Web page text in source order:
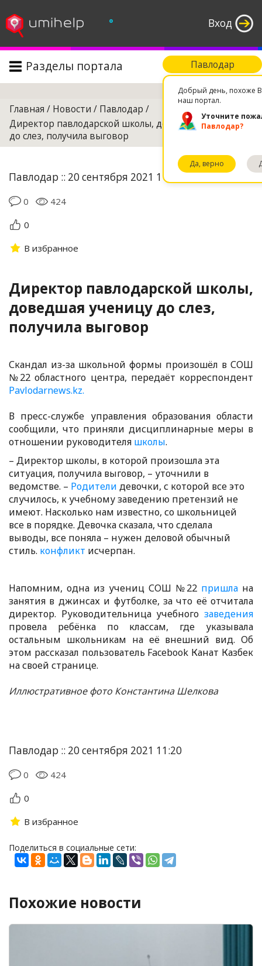
Вход
°
Павлодар
Добрый день, похоже
наш портал.
Уточните
Павлодар?
Да, верно
Разделы портала Поиск
Главная / Новости / Павлодар /
Директор павлодарской школы, доведшая ученицу
до слез, получила выговор
Павлодар :: 20 сентября 2021 11:20
0
424
0
В избранное
Директор павлодарской школы,
доведшая ученицу до слез,
получила выговор
Скандал из-за школьной формы произошёл в СОШ
№22 областного центра, передаёт корреспондент
Pavlodarnews.kz.
В пресс-службе управления образования области
сообщили, что приняли дисциплинарные меры в
отношении руководителя школы.
– Директор школы, в которой произошла эта
ситуация, получила выговор, – уточнили в
ведомстве. – Родители девочки, с которой все это
случилось, к учебному заведению претензий не
имеют. Насколько нам известно, со школьницей
все в порядке. Девочка сказала, что сделала
выводы, все поняла – нужен деловой обычный
стиль. конфликт исчерпан.
Напомним, одна из учениц СОШ №22 пришла на
занятия в джинсах и футболке, за что её отчитала
директор. Руководительница учебного заведения
провела ребёнка по классам, где указывала
остальным школьникам на её внешний вид. Об
этом рассказал пользователь Facebook Канат Казбек
на своей странице.
Иллюстративное фото Константина Шелкова
Павлодар :: 20 сентября 2021 11:20
0
424
0
В избранное
Поделиться в социальные сети:
Похожие новости